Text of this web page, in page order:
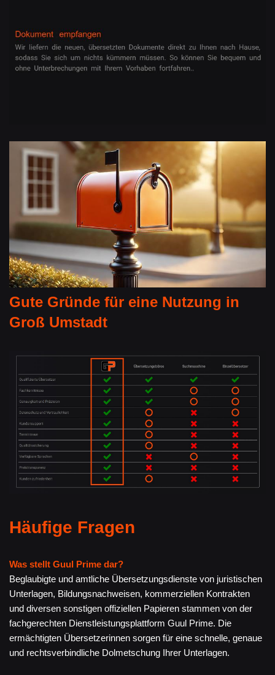
Gute Gründe für eine Nutzung in
Groß Umstadt
Häufige Fragen
Was stellt Guul Prime dar?
Beglaubigte und amtliche Übersetzungsdienste von juristischen
Unterlagen, Bildungsnachweisen, kommerziellen Kontrakten
und diversen sonstigen offiziellen Papieren stammen von der
fachgerechten Dienstleistungsplattform Guul Prime. Die
ermächtigten Übersetzerinnen sorgen für eine schnelle, genaue
und rechtsverbindliche Dolmetschung Ihrer Unterlagen.